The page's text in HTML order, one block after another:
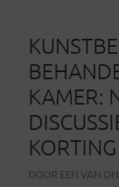
KAMER:
DOOR EEN VAN